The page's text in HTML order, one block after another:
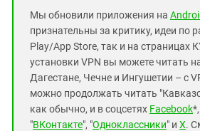
Мы обновили приложения на
признательны за критику, идеи по
Play/App Store, так и на страницах
установки VPN вы можете читать
Дагестане, Чечне и Ингушетии – с
можно продолжать читать
как обычно, и в соцсетях Facebook*,
"ВКонтакте", "Одноклассники" и X.